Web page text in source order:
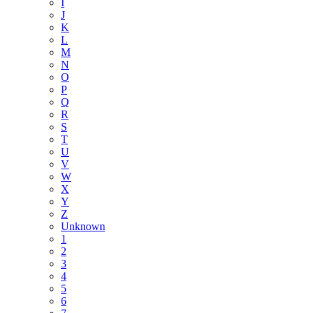
I
J
K
L
M
N
O
P
Q
R
S
T
U
V
W
X
Y
Z
Unknown
1
2
3
4
5
6